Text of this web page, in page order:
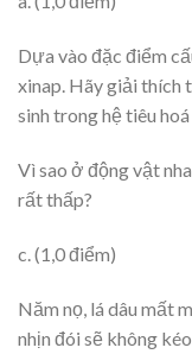
Dựa vào đặc điểm
xinap. Hãy giải thích
sinh trong hệ tiêu
Vì sao ở động vật
rất thấp?
c. (1,0 điểm)
Năm nọ, lá dâu mất
nhịn đói sẽ không